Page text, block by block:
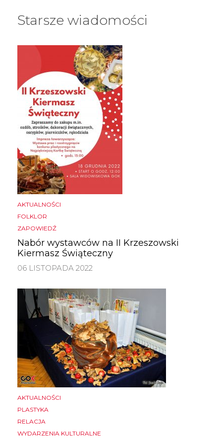
Starsze wiadomości
AKTUALNOŚCI
FOLKLOR
ZAPOWIEDŹ
Nabór wystawców na II Krzeszowski
Kiermasz Świąteczny
06 LISTOPADA 2022
AKTUALNOŚCI
PLASTYKA
RELACJA
WYDARZENIA KULTURALNE